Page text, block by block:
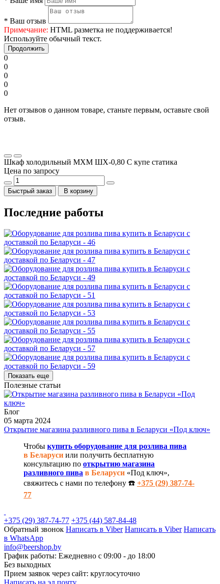
* Ваш отзыв
Примечание: HTML разметка не поддерживается!
Используйте обычный текст.
Продолжить
0
0
0
0
0
Нет отзывов о данном товаре, станьте первым, оставьте свой
отзыв.
Шкаф холодильный МХМ ШХ-0,80 С купе статика
Цена по запросу
Быстрый заказ В корзину
Последние работы
Показать еще
Полезные статьи
Блог
05 марта 2024
Открытие магазина разливного пива в Беларуси «Под ключ»
Чтобы купить оборудование для розлива пива
в Беларуси или получить бесплатную
консультацию по открытию магазина
разливного пива в Беларуси «Под ключ»,
свяжитесь с нами по телефону ☎️ +375 (29) 387-74-
77
+375 (29) 387-74-77 +375 (44) 587-84-48
Обратный звонок Написать в Viber Написать в Viber Написать
в WhatsApp
info@beershop.by
График работы: Ежедневно с 09:00 - до 18:00
Без выходных
Прием заявок через сайт: круглосуточно